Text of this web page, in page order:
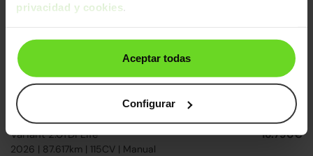
privacidad y cookies.
Aceptar todas
Configurar
Volkswagen Golf
Variant 2.0TDI Life
2026 | 87.617km | 115CV | Manual
20.990€
16.790€